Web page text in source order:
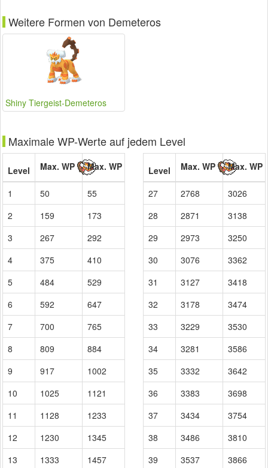
Weitere Formen von Demeteros
Shiny Tiergeist-Demeteros
Maximale WP-Werte auf jedem Level
Level Max. WP Max. WP
1 50
55
2
159
173
3
267
292
4
375
410
5
484
529
6
592
647
7
700
765
8
809
884
9
917
1002
10
1025
1121
11
1128
1233
12
1230
1345
13
1333
1457
Level Max. WP Max. WP
27 2768
3026
28
2871
3138
29
2973
3250
30
3076
3362
31
3127
3418
32
3178
3474
33
3229
3530
34
3281
3586
35
3332
3642
36
3383
3698
37
3434
3754
38
3486
3810
39
3537
3866